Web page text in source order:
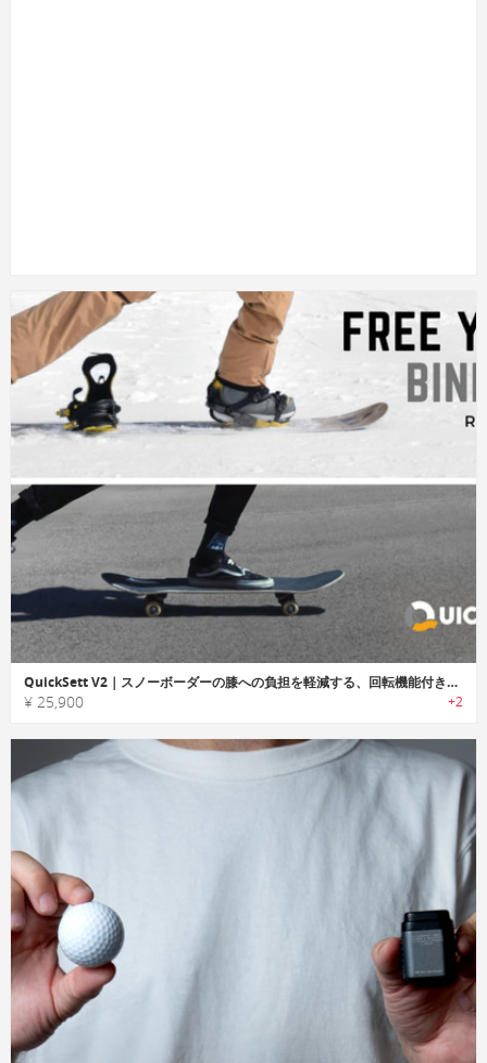
QuickSett V2｜スノーボーダーの膝への負担を軽減する、回転機能付きのバインディングディスク
¥ 25,900 +2